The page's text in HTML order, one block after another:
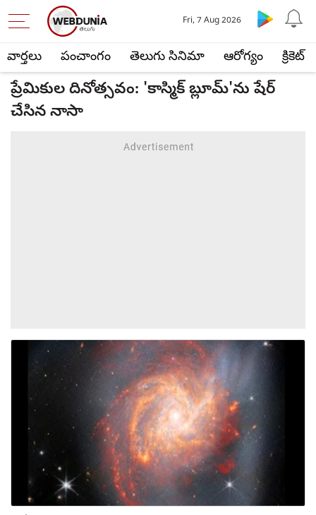
వార్తలు పంచాంగం తెలుగు సినిమా ఆరోగ్యం క్రికెట్
Fri, 7 Aug 2026
ప్రేమికుల దినోత్సవం: 'కాస్మిక్ బ్లూమ్'ను షేర్
చేసిన నాసా